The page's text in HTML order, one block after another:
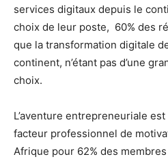
services digitaux depuis le
choix de leur poste, 60% des
que la transformation digitale
continent, n’étant pas d’une
choix.
L’aventure entrepreneuriale
facteur professionnel de
Afrique pour 62% des